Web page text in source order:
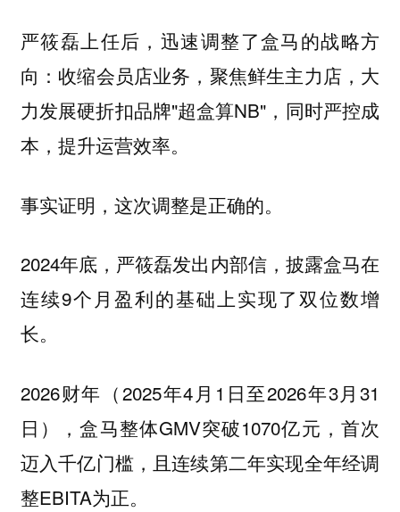
严筱磊上任后，迅速调整了盒马的战略方
向：收缩会员店业务，聚焦鲜生主力店，大
力发展硬折扣品牌"超盒算NB"，同时严控成
本，提升运营效率。
事实证明，这次调整是正确的。
2024年底，严筱磊发出内部信，披露盒马在
连续9个月盈利的基础上实现了双位数增
长。
2026财年（2025年4月1日至2026年3月31
日），盒马整体GMV突破1070亿元，首次
迈入千亿门槛，且连续第二年实现全年经调
整EBITA为正。